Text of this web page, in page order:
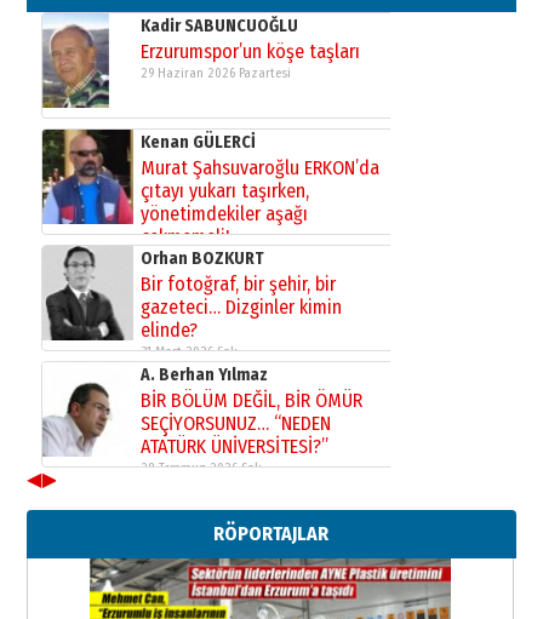
Kadir SABUNCUOĞLU
Erzurumspor’un köşe taşları
29 Haziran 2026 Pazartesi
Kenan GÜLERCİ
Murat Şahsuvaroğlu ERKON’da
çıtayı yukarı taşırken,
yönetimdekiler aşağı
çekmemeli!
17 Şubat 2026 SalıOrhan BOZKURT
Bir fotoğraf, bir şehir, bir
gazeteci… Dizginler kimin
elinde?
31 Mart 2026 Salı
A. Berhan Yılmaz
BİR BÖLÜM DEĞİL, BİR ÖMÜR
SEÇİYORSUNUZ… “NEDEN
ATATÜRK ÜNİVERSİTESİ?”
28 Temmuz 2026 Salı
Ahmed Yesevi’den bir Alperen…
”Reisimiz” idi… Hakka yürüdü.!
26 Mart 2026 Perşembe
Cem Bakırcı
◀▶
RÖPORTAJLAR